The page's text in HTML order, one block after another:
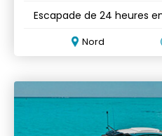
Escapade de 24 heures
Nord